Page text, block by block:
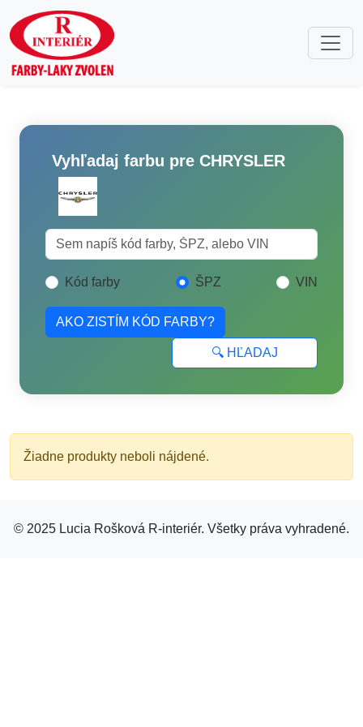
Vyhľadaj farbu pre CHRYSLER
Kód farby ŠPZ VIN
AKO ZISTÍM KÓD FARBY?
🔍 HĽADAJ
Žiadne produkty neboli nájdené.
© 2025 Lucia Rošková R-interiér. Všetky práva vyhradené.